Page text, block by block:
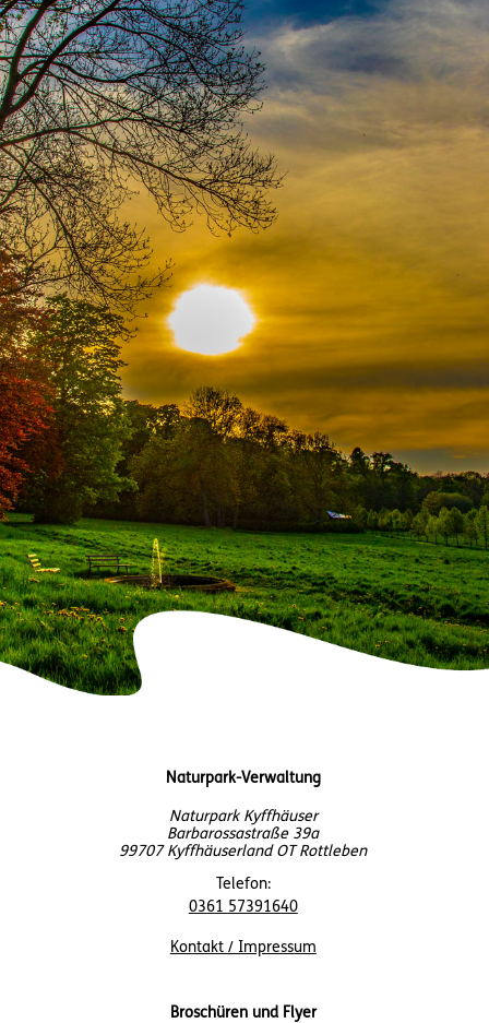
Naturpark-Verwaltung
Naturpark Kyffhäuser
Barbarossastraße 39a
99707 Kyffhäuserland OT Rottleben
Telefon:
0361 57391640
Kontakt / Impressum
Broschüren und Flyer